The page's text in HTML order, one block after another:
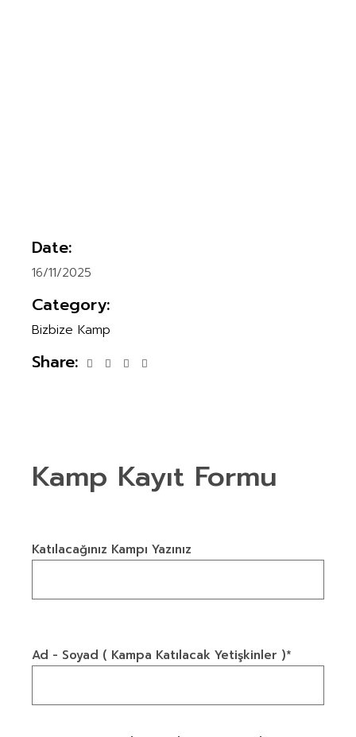
Date:
16/11/2025
Category:
Bizbize Kamp
Share:
Kamp Kayıt Formu
Katılacağınız Kampı Yazınız
Ad - Soyad ( Kampa Katılacak Yetişkinler )*